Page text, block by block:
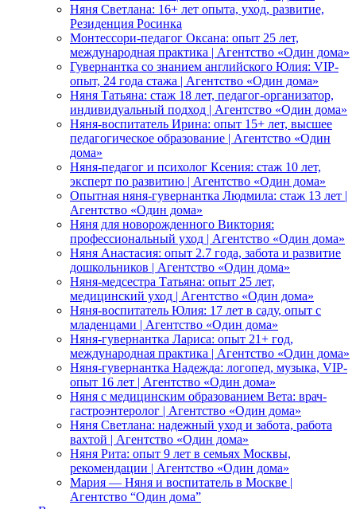
Няня Светлана: 16+ лет опыта, уход, развитие,
Резиденция Росинка
Монтессори-педагог Оксана: опыт 25 лет,
международная практика | Агентство «Один дома»
Гувернантка со знанием английского Юлия: VIP-
опыт, 24 года стажа | Агентство «Один дома»
Няня Татьяна: стаж 18 лет, педагог-организатор,
индивидуальный подход | Агентство «Один дома»
Няня-воспитатель Ирина: опыт 15+ лет, высшее
педагогическое образование | Агентство «Один
дома»
Няня-педагог и психолог Ксения: стаж 10 лет,
эксперт по развитию | Агентство «Один дома»
Опытная няня-гувернантка Людмила: стаж 13 лет |
Агентство «Один дома»
Няня для новорожденного Виктория:
профессиональный уход | Агентство «Один дома»
Няня Анастасия: опыт 2.7 года, забота и развитие
дошкольников | Агентство «Один дома»
Няня-медсестра Татьяна: опыт 25 лет,
медицинский уход | Агентство «Один дома»
Няня-воспитатель Юлия: 17 лет в саду, опыт с
младенцами | Агентство «Один дома»
Няня-гувернантка Лариса: опыт 21+ год,
международная практика | Агентство «Один дома»
Няня-гувернантка Надежда: логопед, музыка, VIP-
опыт 16 лет | Агентство «Один дома»
Няня с медицинским образованием Вета: врач-
гастроэнтеролог | Агентство «Один дома»
Няня Светлана: надежный уход и забота, работа
вахтой | Агентство «Один дома»
Няня Рита: опыт 9 лет в семьях Москвы,
рекомендации | Агентство «Один дома»
Мария — Няня и воспитатель в Москве |
Агентство “Один дома”